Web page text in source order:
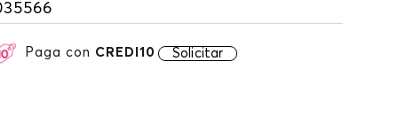
Paga con CREDI10 Solicitar